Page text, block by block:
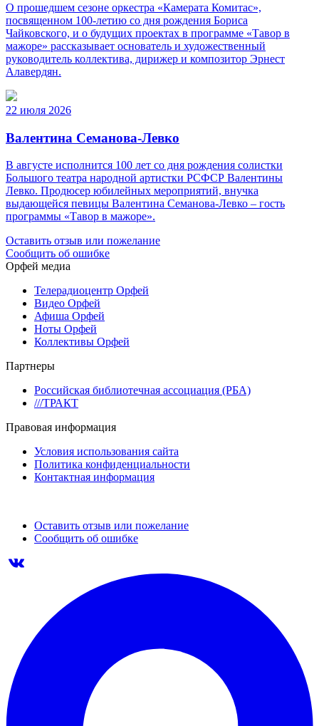
О прошедшем сезоне оркестра «Камерата Комитас»,
посвященном 100-летию со дня рождения Бориса
Чайковского, и о будущих проектах в программе «Тавор в
мажоре» рассказывает основатель и художественный
руководитель коллектива, дирижер и композитор Эрнест
Алавердян.
22 июля 2026
Валентина Семанова-Левко
В августе исполнится 100 лет со дня рождения солистки
Большого театра народной артистки РСФСР Валентины
Левко. Продюсер юбилейных мероприятий, внучка
выдающейся певицы Валентина Семанова-Левко – гость
программы «Тавор в мажоре».
Оставить отзыв или пожелание
Сообщить об ошибке
Орфей медиа
Телерадиоцентр Орфей
Видео Орфей
Афиша Орфей
Ноты Орфей
Коллективы Орфей
Партнеры
Российская библиотечная ассоциация (РБА)
///ТРАКТ
Правовая информация
Условия использования сайта
Политика конфиденциальности
Контактная информация
Оставить отзыв или пожелание
Сообщить об ошибке